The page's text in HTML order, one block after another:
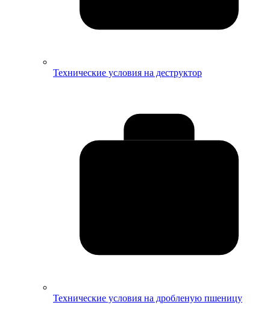
Технические условия на деструктор
Технические условия на дробленую пшеницу